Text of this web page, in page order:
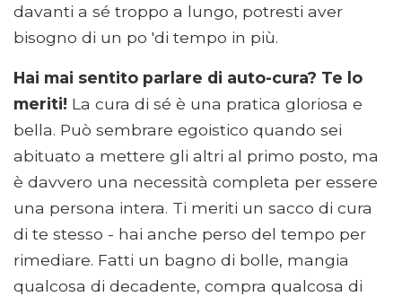
davanti a sé troppo a lungo, potresti aver
bisogno di un po 'di tempo in più.
Hai mai sentito parlare di auto-cura? Te lo
meriti! La cura di sé è una pratica gloriosa e
bella. Può sembrare egoistico quando sei
abituato a mettere gli altri al primo posto, ma
è davvero una necessità completa per essere
una persona intera. Ti meriti un sacco di cura
di te stesso - hai anche perso del tempo per
rimediare. Fatti un bagno di bolle, mangia
qualcosa di decadente, compra qualcosa di